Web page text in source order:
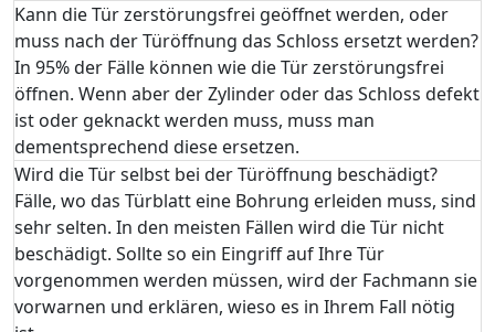
Kann die Tür zerstörungsfrei geöffnet werden, oder
muss nach der Türöffnung das Schloss ersetzt werden?
In 95% der Fälle können wie die Tür zerstörungsfrei
öffnen. Wenn aber der Zylinder oder das Schloss defekt
ist oder geknackt werden muss, muss man
dementsprechend diese ersetzen.
Wird die Tür selbst bei der Türöffnung beschädigt?
Fälle, wo das Türblatt eine Bohrung erleiden muss, sind
sehr selten. In den meisten Fällen wird die Tür nicht
beschädigt. Sollte so ein Eingriff auf Ihre Tür
vorgenommen werden müssen, wird der Fachmann sie
vorwarnen und erklären, wieso es in Ihrem Fall nötig